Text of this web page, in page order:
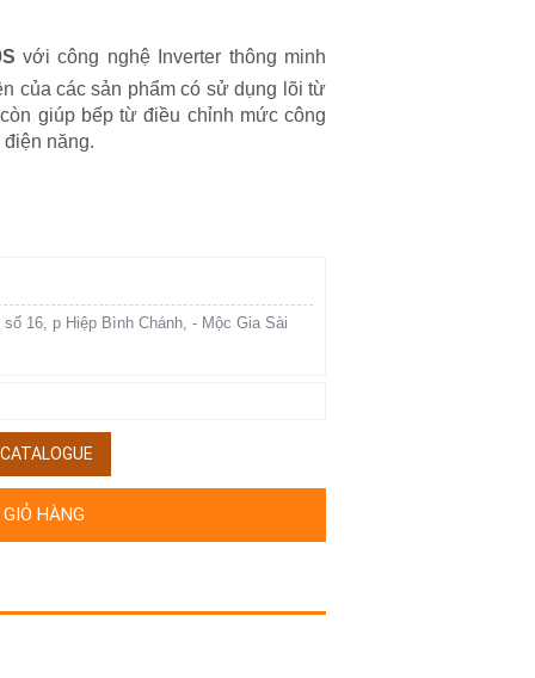
với công nghệ Inverter thông minh
của các sản phẩm có sử dụng lõi từ
giúp bếp từ điều chỉnh mức công
năng.
16, p Hiệp Bình Chánh, - Mộc Gia Sài
HÀNG